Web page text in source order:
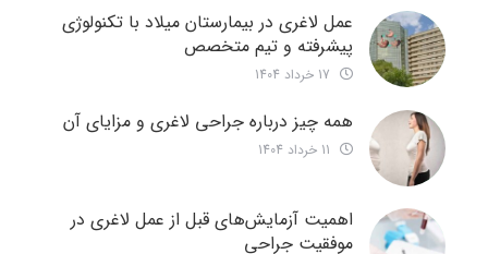
عمل لاغری در بیمارستان میلاد با تکنولوژی
پیشرفته و تیم متخصص
همه چیز درباره جراحی لاغری و مزایای آن
اهمیت آزمایش‌های قبل از عمل لاغری در
موفقیت جراحی